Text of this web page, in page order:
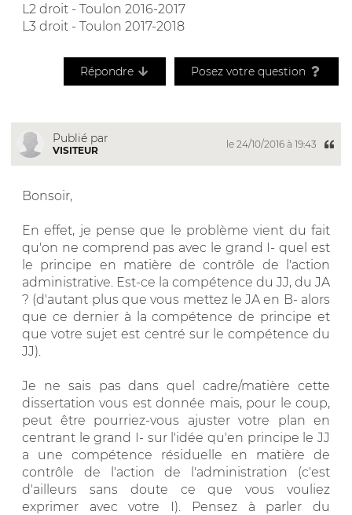
L2 droit - Toulon 2016-2017
L3 droit - Toulon 2017-2018
Répondre Posez votre question
Publié par
VISITEUR
le 24/10/2016 à 19:43
Bonsoir,
En effet, je pense que le problème vient du fait
qu'on ne comprend pas avec le grand I- quel est
le principe en matière de contrôle de l'action
administrative. Est-ce la compétence du JJ, du JA
? (d'autant plus que vous mettez le JA en B- alors
que ce dernier à la compétence de principe et
que votre sujet est centré sur le compétence du
JJ).
Je ne sais pas dans quel cadre/matière cette
dissertation vous est donnée mais, pour le coup,
peut être pourriez-vous ajuster votre plan en
centrant le grand I- sur l'idée qu'en principe le JJ
a une compétence résiduelle en matière de
contrôle de l'action de l'administration (c'est
d'ailleurs sans doute ce que vous vouliez
exprimer avec votre I). Pensez à parler du